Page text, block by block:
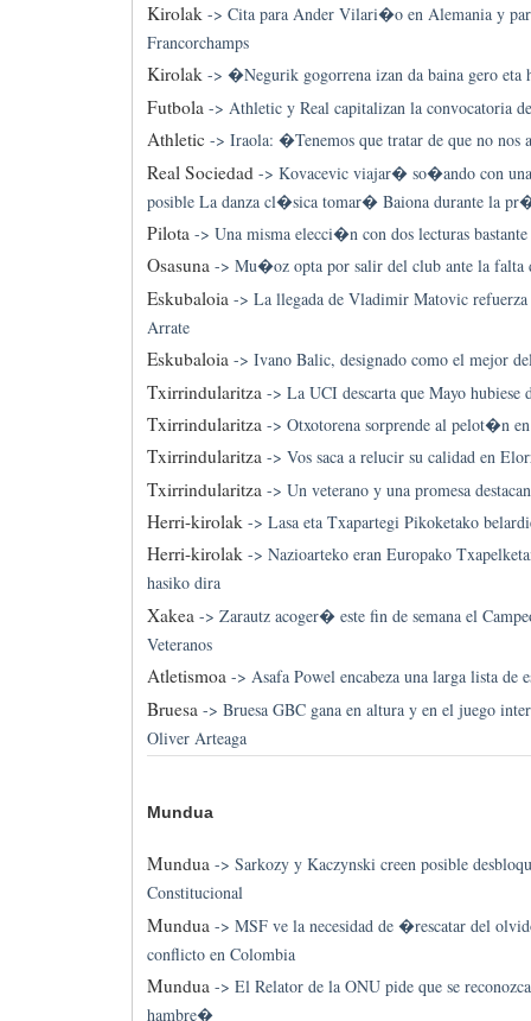
Kirolak-> Cita para Ander Vilari�o en Alemania y
Francorchamps
Kirolak-> �Negurik gogorrena izan da baina gero eta
Futbola -> Athletic y Real capitalizan la convocatoria
Athletic -> Iraola: �Tenemos que tratar de que no nos
Real Sociedad -> Kovacevic viajar� so�ando con
posible La danza cl�sica tomar� Baiona durante la
Pilota-> Una misma elecci�n con dos lecturas
Osasuna-> Mu�oz opta por salir del club ante la falta
Eskubaloia -> La llegada de Vladimir Matovic
Arrate
Eskubaloia-> Ivano Balic, designado como el mejor
Txirrindularitza -> La UCI descarta que Mayo hubiese
Txirrindularitza-> Otxotorena sorprende al pelot�n
Txirrindularitza-> Vos saca a relucir su calidad en
Txirrindularitza -> Un veterano y una promesa
Herri-kirolak-> Lasa eta Txapartegi Pikoketako
Herri-kirolak-> Nazioarteko eran Europako
hasiko dira
Xakea-> Zarautz acoger� este fin de semana el
Veteranos
Atletismoa-> Asafa Powel encabeza una larga lista de
Bruesa -> Bruesa GBC gana en altura y en el juego
Oliver Arteaga
Mundua
Mundua-> Sarkozy y Kaczynski creen posible
Constitucional
Mundua-> MSF ve la necesidad de �rescatar del
conflicto en Colombia
Mundua-> El Relator de la ONU pide que se
hambre�